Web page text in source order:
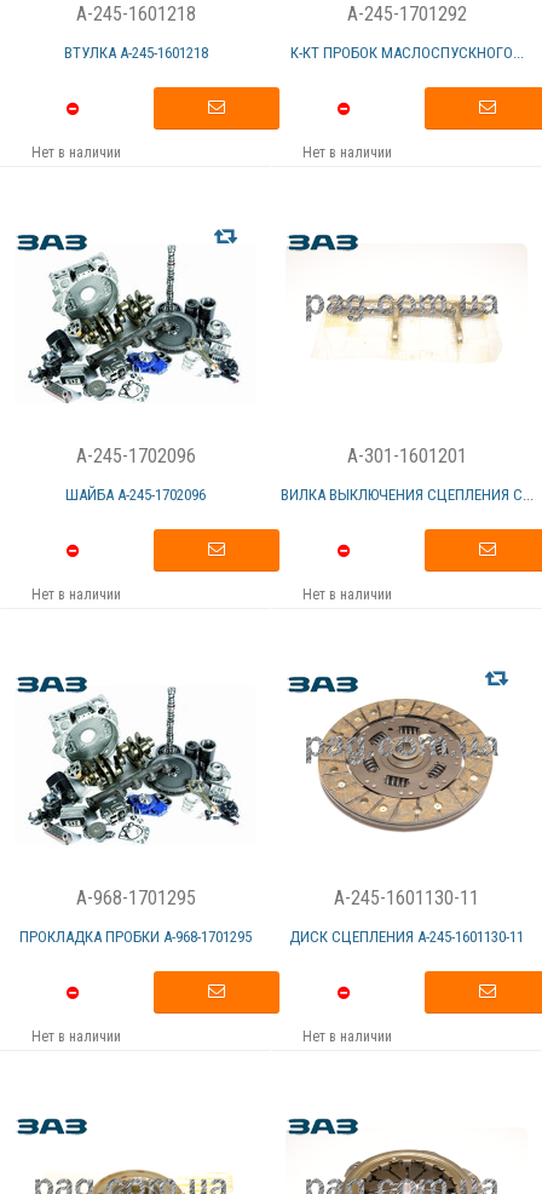
A-245-1601218
ВТУЛКА А-245-1601218
Нет в наличии
A-245-1701292
К-КТ ПРОБОК МАСЛОСПУСКНОГО...
Нет в наличии
A-245-1702096
ШАЙБА А-245-1702096
Нет в наличии
A-301-1601201
ВИЛКА ВЫКЛЮЧЕНИЯ СЦЕПЛЕНИЯ С...
Нет в наличии
A-968-1701295
ПРОКЛАДКА ПРОБКИ А-968-1701295
Нет в наличии
A-245-1601130-11
ДИСК СЦЕПЛЕНИЯ А-245-1601130-11
Нет в наличии